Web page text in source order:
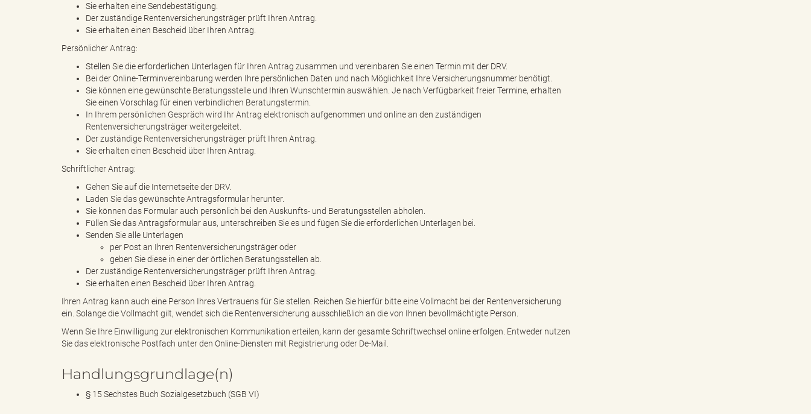
h
e
l
i
n
k
Sie erhalten eine Sendebestätigung.
Der zuständige Rentenversicherungsträger prüft Ihren Antrag.
Sie erhalten einen Bescheid über Ihren Antrag.
Persönlicher Antrag:
Stellen Sie die erforderlichen Unterlagen für Ihren Antrag zusammen und vereinbaren Sie einen Termin mit der DRV.
Bei der Online-Terminvereinbarung werden Ihre persönlichen Daten und nach Möglichkeit Ihre Versicherungsnummer benötigt.
Sie können eine gewünschte Beratungsstelle und Ihren Wunschtermin auswählen. Je nach Verfügbarkeit freier Termine, erhalten
Sie einen Vorschlag für einen verbindlichen Beratungstermin.
In Ihrem persönlichen Gespräch wird Ihr Antrag elektronisch aufgenommen und online an den zuständigen
Rentenversicherungsträger weitergeleitet.
Der zuständige Rentenversicherungsträger prüft Ihren Antrag.
Sie erhalten einen Bescheid über Ihren Antrag.
Schriftlicher Antrag:
Gehen Sie auf die Internetseite der DRV.
Laden Sie das gewünschte Antragsformular herunter.
Sie können das Formular auch persönlich bei den Auskunfts-­ und Beratungsstellen abholen.
Füllen Sie das Antragsformular aus, unterschreiben Sie es und fügen Sie die erforderlichen Unterlagen bei.
Senden Sie alle Unterlagen
per Post an Ihren Rentenversicherungsträger oder
geben Sie diese in einer der örtlichen Beratungsstellen ab.
Der zuständige Rentenversicherungsträger prüft Ihren Antrag.
Sie erhalten einen Bescheid über Ihren Antrag.
Ihren Antrag kann auch eine Person Ihres Vertrauens für Sie stellen. Reichen Sie hierfür bitte eine Vollmacht bei der Rentenversicherung
ein. Solange die Vollmacht gilt, wendet sich die Rentenversicherung ausschließlich an die von Ihnen bevollmächtigte Person.
Wenn Sie Ihre Einwilligung zur elektronischen Kommunikation erteilen, kann der gesamte Schriftwechsel online erfolgen. Entweder nutzen
Sie das elektronische Postfach unter den Online-Diensten mit Registrierung oder De-Mail.
Handlungsgrundlage(n)
§ 15 Sechstes Buch Sozialgesetzbuch (SGB VI)